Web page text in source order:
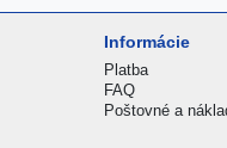
Informácie
Platba
FAQ
Poštovné a